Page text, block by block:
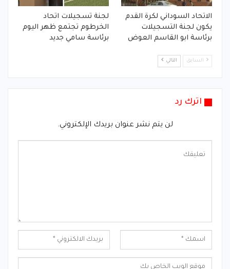
الاتحاد السوداني لكرة القدم
يكون لجنة التسجيلات
برئاسة ابو القاسم العوض
لجنة تسجيلات اتحاد
الخرطوم تجتمع ظهر اليوم
برئاسة سامي جديد
السابق التالي
اترك رد
لن يتم نشر عنوان بريدك الإلكتروني.